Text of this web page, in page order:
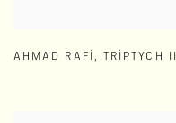
AHMAD RAFI , TRIPTYCH II